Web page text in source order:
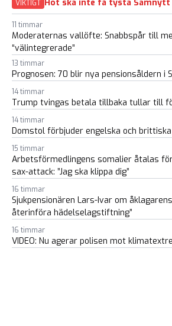
VIKTIGT Hot ska inte få tysta Samnytt
11 timmar
Moderaternas vallöfte: Snabbspår till
“välintegrerade”
13 timmar
Prognosen: 70 blir nya pensionsåldern i
14 timmar
Trump tvingas betala tillbaka tullar till
14 timmar
Domstol förbjuder engelska och
15 timmar
Arbetsförmedlingens somalier åtalas
sax-attack: ”Jag ska klippa dig”
16 timmar
Sjukpensionären Lars-Ivar om
återinföra hädelselagstiftning”
16 timmar
VIDEO: Nu agerar polisen mot